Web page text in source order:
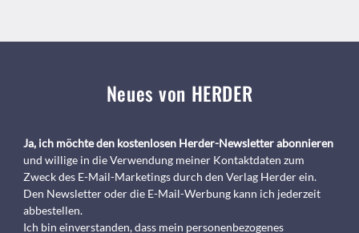
Neues von HERDER
Ja, ich möchte den kostenlosen Herder-Newsletter abonnieren
und willige in die Verwendung meiner Kontaktdaten zum
Zweck des E-Mail-Marketings durch den Verlag Herder ein.
Den Newsletter oder die E-Mail-Werbung kann ich jederzeit
abbestellen.
Ich bin einverstanden, dass mein personenbezogenes